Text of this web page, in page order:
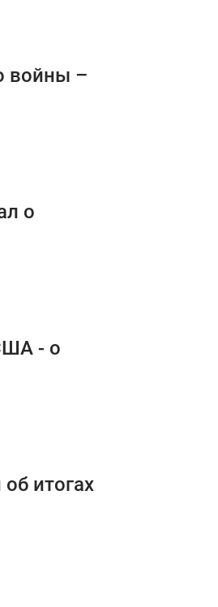
войны –
о
- о
итогах